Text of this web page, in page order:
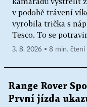
v podobě trávení
vyrobila trička s
Tesco. To se
3. 8. 2026 ▪ 8 min. čtení
Range Rover
První jízda